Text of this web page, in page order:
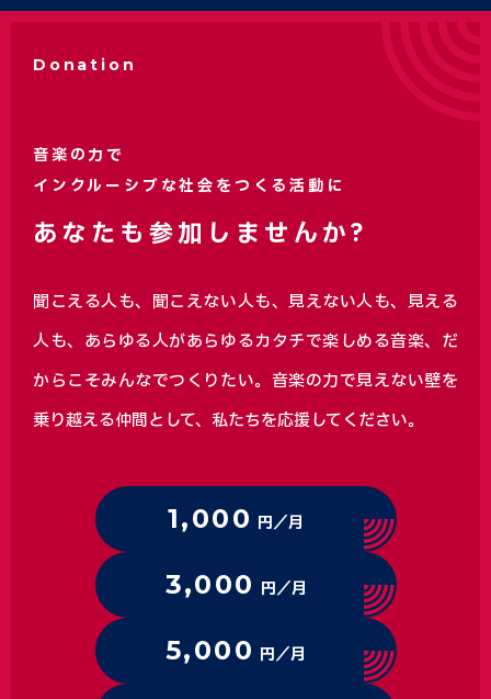
Donation
音楽の力で
インクルーシブな社会をつくる活動に
あなたも参加しませんか?
聞こえる人も、聞こえない人も、見えない人も、見える
人も、あらゆる人があらゆるカタチで楽しめる音楽、 だ
からこそみんなでつくりたい。音楽の力で見えない壁を
乗り越える仲間として、私たちを応援してください。
1,000 円／月
3,000 円／月
5,000 円／月